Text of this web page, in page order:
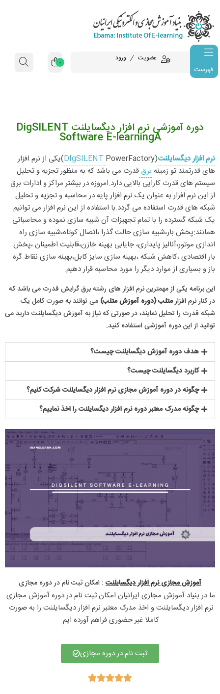
عضویت ورود 0
فهرست
دوره آموزشی نرم افزار دیگسایلنت DigSILENT
Software E-learningA
نرم افزار دیگسایلنت(
DIgSILENTPowerFactory)یکی از نرم افزار
های قدرتمند تو زمینه برق قدرت می باشد که به منظور تجزیه و تحلیل
سیستم های قدرت کارایی بالایی دارد.امروزه در بیشتر مراکز و ادارات برق
از این نرم افزار به عنوان یک نرم افزار پایه در محاسبه و تجزیه و تحلیل
شبکه های قدرت استفاده می گردد.با استفاده از این نرم افزار می توانیم
یک شبکه گسترده را با تمام تجهیزات آن شبیه سازی نموده و محاسباتی
همانند:پخش بار،شبیه سازی حالت گذرا ،اتصال کوتاه،شبیه سازی راه
اندازی موتور،آنالیز پایداری، جایابی بهینه خازن،قابلیت اطمینان ،پخش
بار اقتصادی ،کاهش شبکه ،بهینه سازی سایز کابل،بهینه سازی نقاط گره
باز و بسیاری از موارد دیگر را مورد محاسبه قرار دهیم.
این برنامه یکی از مهمترین نرم افزار های رشته برق گرایش قدرت می باشد که
در کنارنرم افزارمتلب(دوره آموزش متلب) می توانند به صورت کامل یک
شبکه قدرت را تحلیل نمایند، در صورتی که نیاز به آموزش دیگسایلنت دارید می
توانید از این دوره آموزشی استفاده کنید.
هدف دوره آموزش دیگسایلنت چیست؟
کاربرد دیگسایلنت چیست؟
چگونه در دوره آموزش مجازی نرم افزار دیگسایلنت شرکت کنیم؟
چگونه مدرک معتبر دوره نرم افزار دیگسایلنت را اخذ نماییم؟
آموزش مجازی نرم افزار دیگسایلنت : امکان ثبت نام در دوره مجازی​
کاملا غیر حضوری فراهم آورده ایم.
ثبت نام در دوره مجازی




